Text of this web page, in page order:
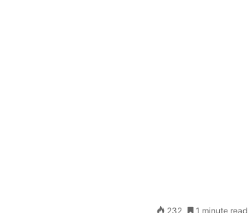
232 1 minute read